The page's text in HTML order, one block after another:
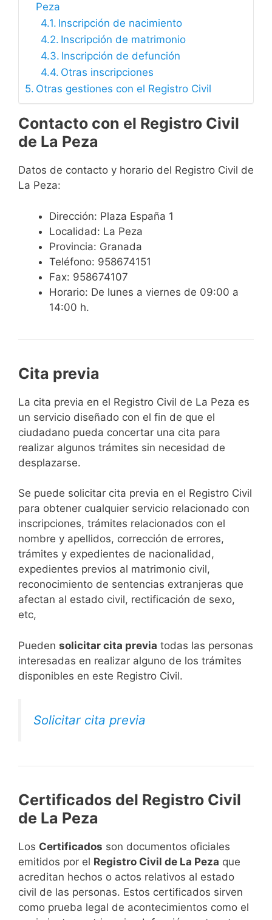
Peza
Inscripción de nacimiento
Inscripción de matrimonio
Inscripción de defunción
Otras inscripciones
Otras gestiones con el Registro Civil
Contacto con el Registro Civil
de La Peza
Datos de contacto y horario del Registro Civil de
La Peza:
Dirección: Plaza España 1
Localidad: La Peza
Provincia: Granada
Teléfono: 958674151
Fax: 958674107
Horario: De lunes a viernes de 09:00 a
14:00 h.
Cita previa
​​​​​​​​​​​​​​​​​​​​​​​​​​​​La cita previa en el Registro Civil de La Peza es
un servicio diseñado con el fin de que el
ciudadano pueda concertar una cita para
realizar algunos trámites sin necesidad de
desplazarse.​
Se puede solicitar cita previa en el Registro Civil
para obtener cualquier servicio relacionado con
inscripciones, trámites relacionados con el
nombre y apellidos, corrección de errores,
trámites y expedientes de nacionalidad,
expedientes previos al matrimonio civil,
reconocimiento de sentencias extranjeras que
afectan al estado civil, rectificación de sexo,
etc,
​Pueden solicitar cita previa todas las personas
interesadas en realizar alguno de los trámites
disponibles en este Registro Civil.​
Solicitar cita previa
Certificados del Registro Civil
de La Peza
Los Certificados son documentos oficiales
emitidos por el Registro Civil de La Peza que
acreditan hechos o actos relativos al estado
civil de las personas. Estos certificados sirven
como prueba legal de acontecimientos como el